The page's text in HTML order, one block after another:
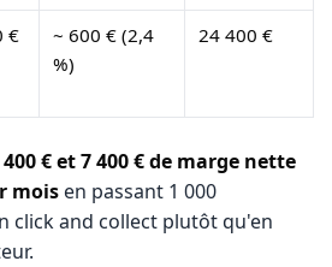
€
~ 600 € (2,4
%)
24 400 €
€ et 7 400 € de marge nette
mois en passant 1 000
click and collect plutôt qu'en